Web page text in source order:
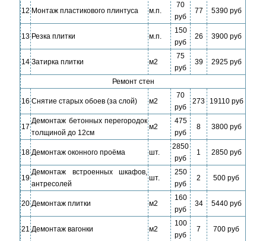
12 Монтаж пластикового плинтуса м.п.
70
руб
77 5390 руб
13 Резка плитки м.п.
150
руб
26 3900 руб
14 Затирка плитки м2
75
руб
39 2925 руб
Ремонт стен
16 Снятие старых обоев (за слой) м2
70
руб
273 19110 руб
17
Демонтаж бетонных перегородок
толщиной до 12см
м2
475
руб
8 3800 руб
18 Демонтаж оконного проёма шт.
2850
руб
1 2850 руб
19
Демонтаж встроенных шкафов,
антресолей
шт.
250
руб
2 500 руб
20 Демонтаж плитки м2
160
руб
34 5440 руб
21 Демонтаж вагонки м2
100
руб
7 700 руб